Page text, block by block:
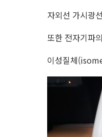
자외선 가시광
또한 전자기파
이성질체